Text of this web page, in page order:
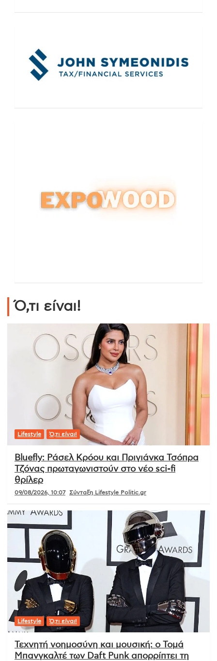
Ό,τι είναι!
Lifestyle Ό,τι είναι!
Bluefly: Ράσελ Κρόου και Πριγιάνκα Τσόπρα
Τζόνας πρωταγωνιστούν στο νέο sci-fi
θρίλερ
09/08/2026, 10:07 Σύνταξη Lifestyle Politic.gr
Lifestyle Ό,τι είναι!
Τεχνητή νοημοσύνη και μουσική: ο Τομά
Μπανγκαλτέ των Daft Punk απορρίπτει τη